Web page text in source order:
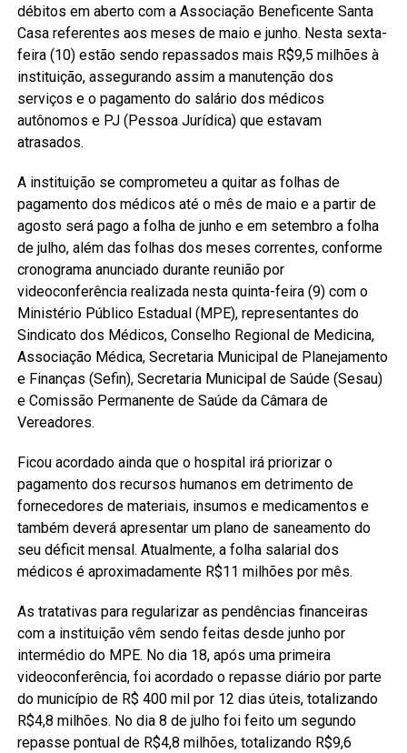
débitos em aberto com a Associação Beneficente Santa
Casa referentes aos meses de maio e junho. Nesta sexta-
feira (10) estão sendo repassados mais R$9,5 milhões à
instituição, assegurando assim a manutenção dos
serviços e o pagamento do salário dos médicos
autônomos e PJ (Pessoa Jurídica) que estavam
atrasados.
A instituição se comprometeu a quitar as folhas de
pagamento dos médicos até o mês de maio e a partir de
agosto será pago a folha de junho e em setembro a folha
de julho, além das folhas dos meses correntes, conforme
cronograma anunciado durante reunião por
videoconferência realizada nesta quinta-feira (9) com o
Ministério Público Estadual (MPE), representantes do
Sindicato dos Médicos, Conselho Regional de Medicina,
Associação Médica, Secretaria Municipal de Planejamento
e Finanças (Sefin), Secretaria Municipal de Saúde (Sesau)
e Comissão Permanente de Saúde da Câmara de
Vereadores.
Ficou acordado ainda que o hospital irá priorizar o
pagamento dos recursos humanos em detrimento de
fornecedores de materiais, insumos e medicamentos e
também deverá apresentar um plano de saneamento do
seu déficit mensal. Atualmente, a folha salarial dos
médicos é aproximadamente R$11 milhões por mês.
As tratativas para regularizar as pendências financeiras
com a instituição vêm sendo feitas desde junho por
intermédio do MPE. No dia 18, após uma primeira
videoconferência, foi acordado o repasse diário por parte
do município de R$ 400 mil por 12 dias úteis, totalizando
R$4,8 milhões. No dia 8 de julho foi feito um segundo
repasse pontual de R$4,8 milhões, totalizando R$9,6